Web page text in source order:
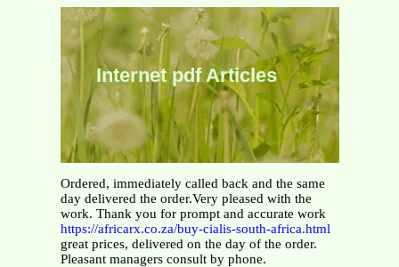
Internet pdf Articles
Ordered, immediately called back and the same
day delivered the order.Very pleased with the
work. Thank you for prompt and accurate work
https://africarx.co.za/buy-cialis-south-africa.html
great prices, delivered on the day of the order.
Pleasant managers consult by phone.